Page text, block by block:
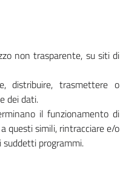
non trasparente, su siti di
distribuire, trasmettere o
dei dati.
il funzionamento di
questi simili, rintracciare e/o
suddetti programmi.